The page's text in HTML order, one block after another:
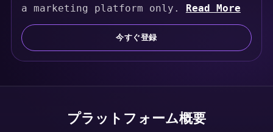
e
d
t
t
a marketing platform only. Read More
今すぐ登録
プラットフォーム概要